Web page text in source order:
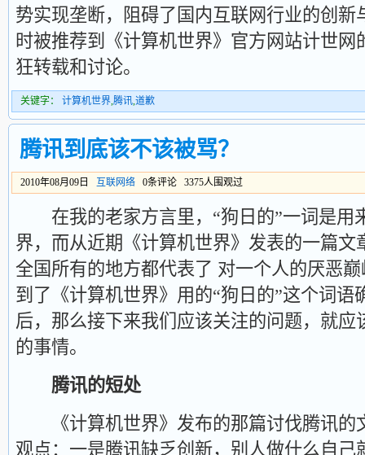
势实现垄断，阻碍了国内互联网行业的创新
时被推荐到《计算机世界》官方网站计世网
狂转载和讨论。
关键字： 计算机世界,腾讯,道歉
腾讯到底该不该被骂？
2010年08月09日 互联网络 0条评论 3375人围观过
在我的老家方言里，“狗日的”一词是用
界，而从近期《计算机世界》发表的一篇文
全国所有的地方都代表了 对一个人的厌恶
到了《计算机世界》用的“狗日的”这个词语
后，那么接下来我们应该关注的问题，就应
的事情。
腾讯的短处
《计算机世界》发布的那篇讨伐腾讯的
观点：一是腾讯缺乏创新，别人做什么自己